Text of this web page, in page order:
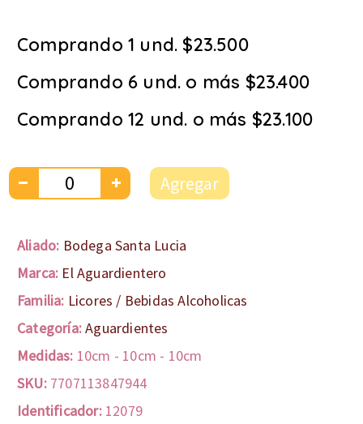
Comprando 1 und. $23.500
Comprando 6 und. o más $23.400
Comprando 12 und. o más $23.100
Agregar
Aliado: Bodega Santa Lucia
Marca: El Aguardientero
Familia: Licores / Bebidas Alcoholicas
Categoría:Aguardientes
Medidas: 10cm - 10cm - 10cm
SKU: 7707113847944
Identificador: 12079